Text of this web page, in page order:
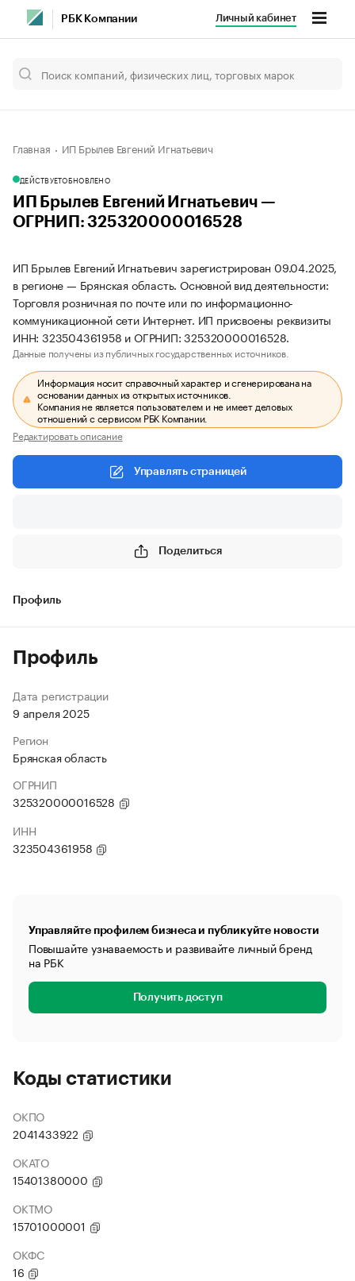
РБК Компании Личный кабинет
Главная ИП Брылев Евгений Игнатьевич
ДЕЙСТВУЕТОБНОВЛЕНО
ИП Брылев Евгений Игнатьевич —
ОГРНИП: 325320000016528
ИП Брылев Евгений Игнатьевич зарегистрирован 09.04.2025,
в регионе — Брянская область. Основной вид деятельности:
Торговля розничная по почте или по информационно-
коммуникационной сети Интернет. ИП присвоены реквизиты
ИНН: 323504361958 и ОГРНИП: 325320000016528.
Данные получены из публичных государственных источников.
Информация носит справочный характер и сгенерирована на
основании данных из открытых источников.
Компания не является пользователем и не имеет деловых
отношений с сервисом РБК Компании.
Редактировать описание
Управлять страницей
Поделиться
Профиль
Профиль
Дата регистрации
9 апреля 2025
Регион
Брянская область
ОГРНИП
325320000016528
ИНН
323504361958
Управляйте профилем бизнеса и публикуйте новости
Повышайте узнаваемость и развивайте личный бренд
на РБК
Получить доступ
Коды статистики
ОКПО
2041433922
ОКАТО
15401380000
ОКТМО
15701000001
ОКФС
16